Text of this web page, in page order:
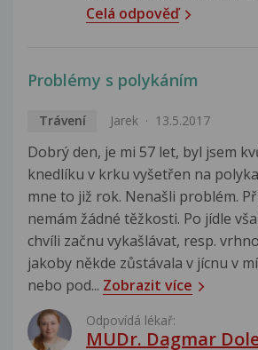
Celá odpověď
Problémy s polykáním
Trávení Jarek 13.5.2017
Dobrý den, je mi 57 let, byl jsem
knedlíku v krku vyšetřen na
mne to již rok. Nenašli problém.
nemám žádné těžkosti. Po jídle
chvíli začnu vykašlávat, resp.
jakoby někde zůstávala v jícnu v
nebo pod... Zobrazit více
Odpovídá lékař:
MUDr. Dagmar